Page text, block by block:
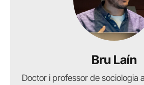
Bru Laín
Doctor i professor de sociologia